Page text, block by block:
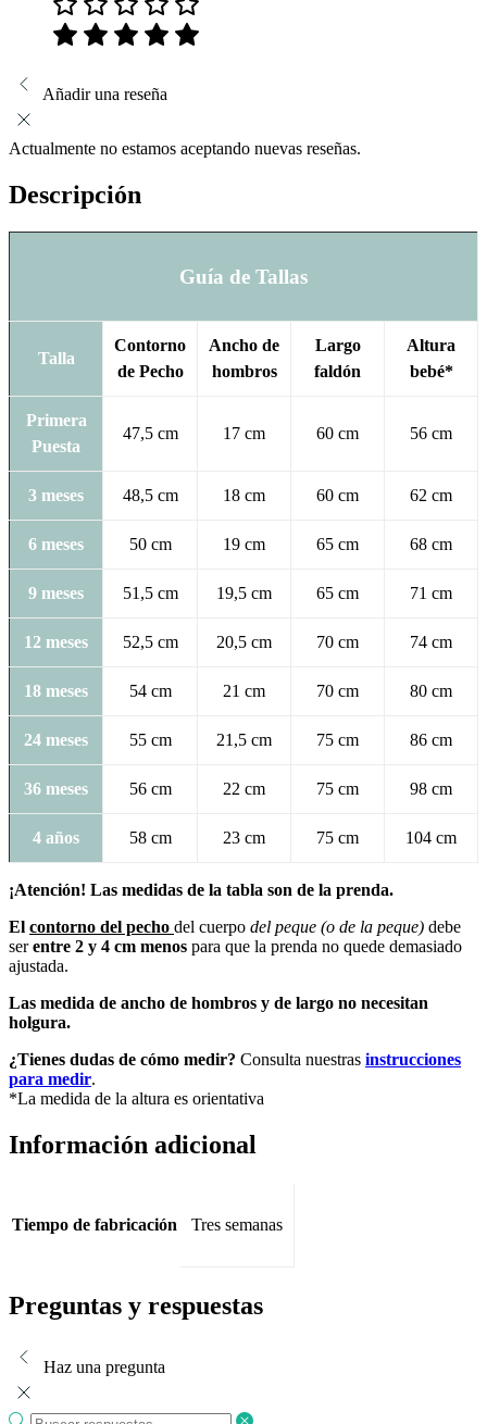
Añadir una reseña
Actualmente no estamos aceptando nuevas reseñas.
Descripción
Guía de Tallas
Talla
Contorno
de Pecho
Ancho de
hombros
Largo
faldón
Altura
bebé*
Primera
Puesta
47,5 cm 17 cm 60 cm 56 cm
3 meses 48,5 cm 18 cm 60 cm 62 cm
6 meses 50 cm 19 cm 65 cm 68 cm
9 meses 51,5 cm 19,5 cm 65 cm 71 cm
12 meses 52,5 cm 20,5 cm 70 cm 74 cm
18 meses 54 cm 21 cm 70 cm 80 cm
24 meses 55 cm 21,5 cm 75 cm 86 cm
36 meses 56 cm 22 cm 75 cm 98 cm
4 años 58 cm 23 cm 75 cm 104 cm
¡Atención! Las medidas de la tabla son de la prenda.
El contorno del pecho del cuerpo del peque (o de la peque) debe
serentre 2 y 4 cm menos para que la prenda no quede demasiado
ajustada.
Las medida de ancho de hombros y de largo no necesitan
holgura.
¿Tienes dudas de cómo medir? Consulta nuestras instrucciones
para medir.
*La medida de la altura es orientativa
Información adicional
Tiempo de fabricación Tres semanas
Preguntas y respuestas
Haz una pregunta